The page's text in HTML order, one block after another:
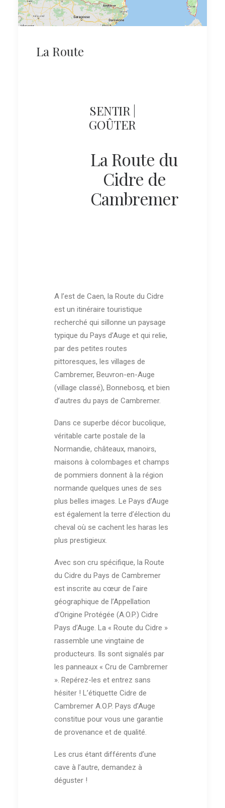
6 – DOMAINE
DUPONT
2 – LES VERGERS
D’AUVILLARS
12 – AURÉLIEN LE
14 – FAMILLE
MONTAIS
4 – GENEVIÈVE ET
DOMINIQUE
DENIS
La Route
SENTIR |
GOÛTER
La Route du
Cidre de
Cambremer
A l’est de Caen, la Route du Cidre
est un itinéraire touristique
recherché qui sillonne un paysage
typique du Pays d’Auge et qui relie,
par des petites routes
pittoresques, les villages de
Cambremer, Beuvron-en-Auge
(village classé), Bonnebosq, et bien
d’autres du pays de Cambremer.
Dans ce superbe décor bucolique,
véritable carte postale de la
Normandie, châteaux, manoirs,
maisons à colombages et champs
de pommiers donnent à la région
normande quelques unes de ses
plus belles images. Le Pays d’Auge
est également la terre d’élection du
cheval où se cachent les haras les
plus prestigieux.
Avec son cru spécifique, la Route
du Cidre du Pays de Cambremer
est inscrite au cœur de l’aire
géographique de l’Appellation
d’Origine Protégée (A.O.P.) Cidre
Pays d’Auge. La « Route du Cidre »
rassemble une vingtaine de
producteurs. Ils sont signalés par
les panneaux « Cru de Cambremer
». Repérez-les et entrez sans
hésiter ! L’étiquette Cidre de
Cambremer A.O.P. Pays d’Auge
constitue pour vous une garantie
de provenance et de qualité.
Les crus étant différents d’une
cave à l’autre, demandez à
déguster !